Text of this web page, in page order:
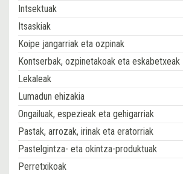
Intsektuak
Itsaskiak
Koipe jangarriak eta ozpinak
Kontserbak, ozpinetakoak eta eskabetxeak
Lekaleak
Lumadun ehizakia
Ongailuak, espezieak eta gehigarriak
Pastak, arrozak, irinak eta eratorriak
Pastelgintza- eta okintza-produktuak
Perretxikoak